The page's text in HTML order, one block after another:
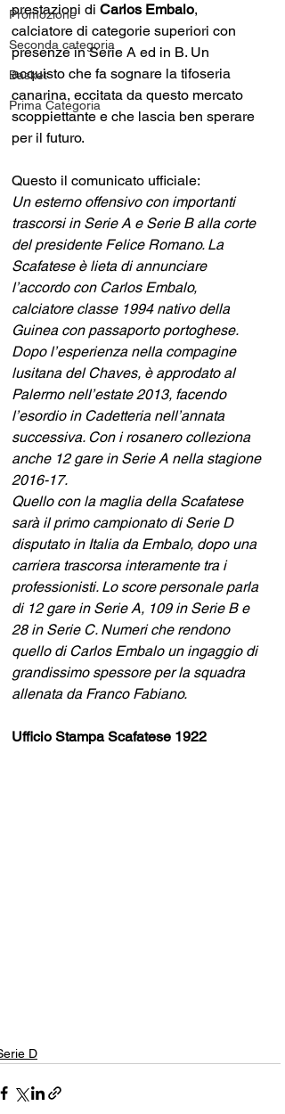
Promozione
Seconda categoria
Basket
Prima Categoria
prestazioni di Carlos Embalo,
calciatore di categorie superiori con
presenze in Serie A ed in B. Un
acquisto che fa sognare la tifoseria
canarina, eccitata da questo mercato
scoppiettante e che lascia ben sperare
per il futuro.
Questo il comunicato ufficiale:
Un esterno offensivo con importanti
trascorsi in Serie A e Serie B alla corte
del presidente Felice Romano. La
Scafatese è lieta di annunciare
l’accordo con Carlos Embalo,
calciatore classe 1994 nativo della
Guinea con passaporto portoghese.
Dopo l’esperienza nella compagine
lusitana del Chaves, è approdato al
Palermo nell’estate 2013, facendo
l’esordio in Cadetteria nell’annata
successiva. Con i rosanero colleziona
anche 12 gare in Serie A nella stagione
2016-17.
Quello con la maglia della Scafatese
sarà il primo campionato di Serie D
disputato in Italia da Embalo, dopo una
carriera trascorsa interamente tra i
professionisti. Lo score personale parla
di 12 gare in Serie A, 109 in Serie B e
28 in Serie C. Numeri che rendono
quello di Carlos Embalo un ingaggio di
grandissimo spessore per la squadra
allenata da Franco Fabiano.
Ufficio Stampa Scafatese 1922
D